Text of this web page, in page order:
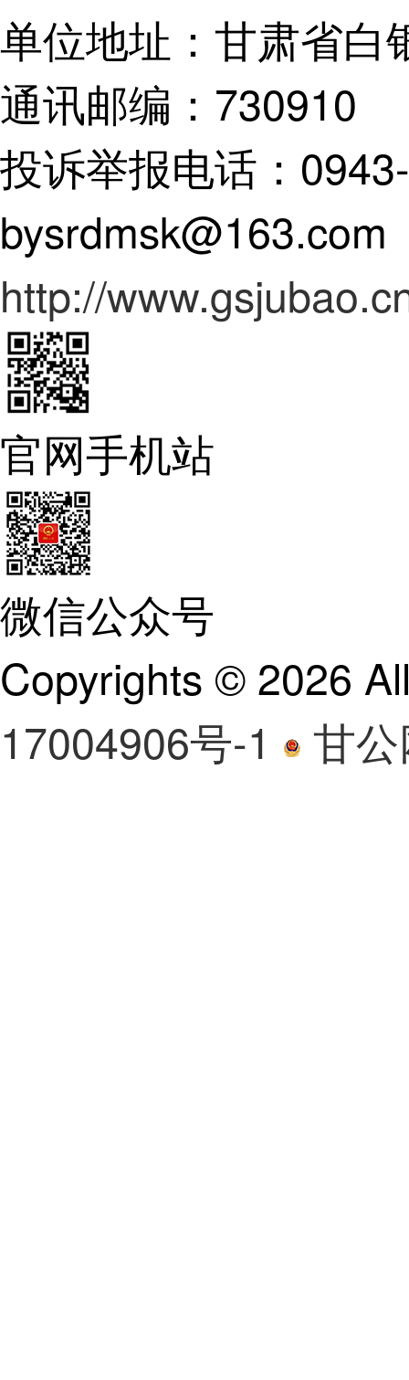
单位地址：甘肃省白
通讯邮编：730910
投诉举报电话：
bysrdmsk@163.com
http://
官网手机站
微信公众号
Copyrights © 2026
17004906号-1
甘